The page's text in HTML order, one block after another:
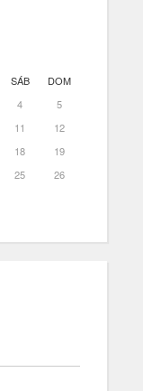
SÁB
DOM
4
5
11
12
18
19
25
26